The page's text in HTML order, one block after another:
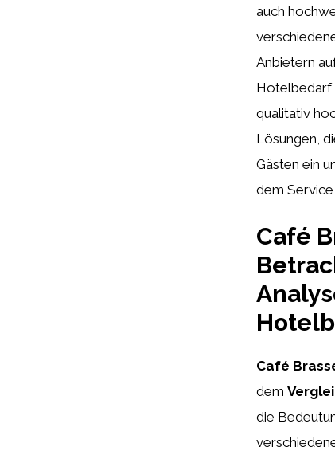
auch
Anbietern
Hotelbedarf
qualitativ
Lösungen,
Gästen ein
dem
Café
Café
dem
die